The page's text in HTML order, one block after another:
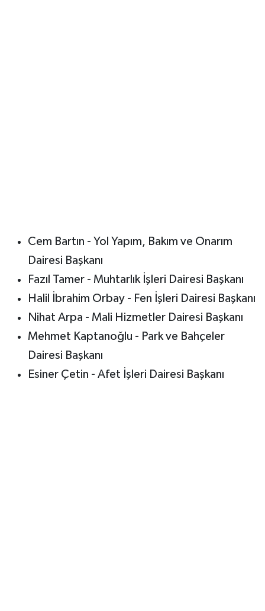
Cem Bartın - Yol Yapım, Bakım ve Onarım
Dairesi Başkanı
Fazıl Tamer - Muhtarlık İşleri Dairesi Başkanı
Halil İbrahim Orbay - Fen İşleri Dairesi Başkanı
Nihat Arpa - Mali Hizmetler Dairesi Başkanı
Mehmet Kaptanoğlu - Park ve Bahçeler
Dairesi Başkanı
Esiner Çetin - Afet İşleri Dairesi Başkanı